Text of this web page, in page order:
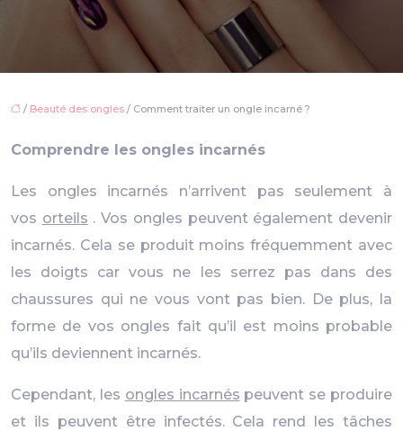
/ Beauté des ongles / Comment traiter un ongle incarné ?
Comprendre les ongles incarnés
Les ongles incarnés n’arrivent pas seulement à
vos orteils . Vos ongles peuvent également devenir
incarnés. Cela se produit moins fréquemment avec
les doigts car vous ne les serrez pas dans des
chaussures qui ne vous vont pas bien. De plus, la
forme de vos ongles fait qu’il est moins probable
qu’ils deviennent incarnés.
Cependant, les ongles incarnés peuvent se produire
et ils peuvent être infectés. Cela rend les tâches